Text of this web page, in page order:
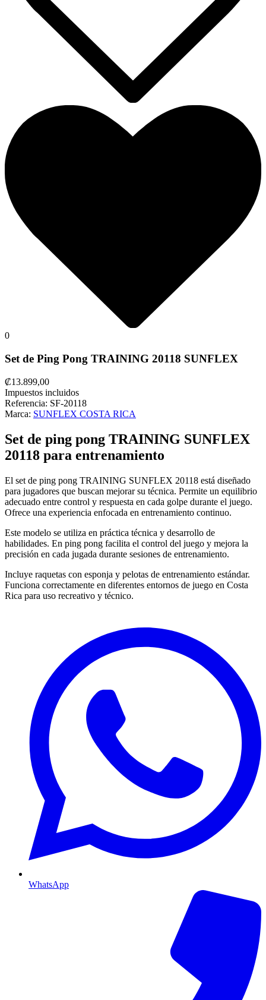
0
Set de Ping Pong TRAINING 20118 SUNFLEX
₡13.899,00
Impuestos incluidos
Referencia: SF-20118
Marca: SUNFLEX COSTA RICA
Set de ping pong TRAINING SUNFLEX
20118 para entrenamiento
El set de ping pong TRAINING SUNFLEX 20118 está diseñado
para jugadores que buscan mejorar su técnica. Permite un equilibrio
adecuado entre control y respuesta en cada golpe durante el juego.
Ofrece una experiencia enfocada en entrenamiento continuo.
Este modelo se utiliza en práctica técnica y desarrollo de
habilidades. En ping pong facilita el control del juego y mejora la
precisión en cada jugada durante sesiones de entrenamiento.
Incluye raquetas con esponja y pelotas de entrenamiento estándar.
Funciona correctamente en diferentes entornos de juego en Costa
Rica para uso recreativo y técnico.
WhatsApp